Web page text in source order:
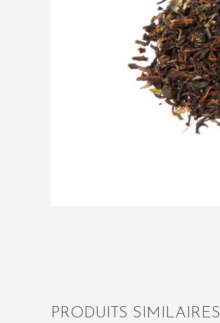
PRODUITS SIMILAIRES